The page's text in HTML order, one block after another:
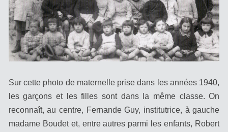
Sur cette photo de maternelle prise dans les années 1940,
les garçons et les filles sont dans la même classe. On
reconnaît, au centre, Fernande Guy, institutrice, à gauche
madame Boudet et, entre autres parmi les enfants, Robert